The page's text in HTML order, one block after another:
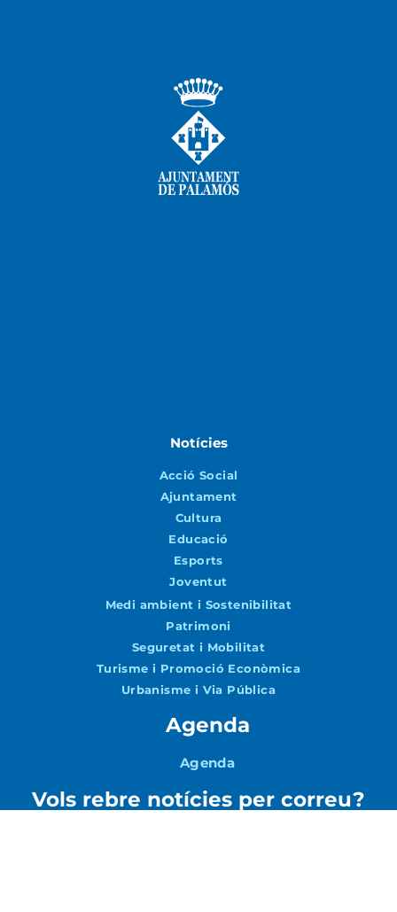
Notícies
Acció Social
Ajuntament
Cultura
Educació
Esports
Joventut
Medi ambient i Sostenibilitat
Patrimoni
Seguretat i Mobilitat
Turisme i Promoció Econòmica
Urbanisme i Via Pública
Agenda
Agenda
Vols rebre notícies per correu?